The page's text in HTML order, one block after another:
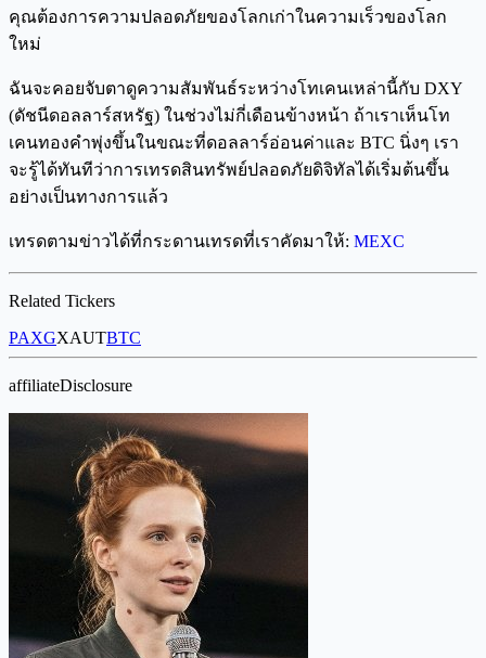
คุณต้องการความปลอดภัยของโลกเก่าในความเร็วของโลก
ใหม่
ฉันจะคอยจับตาดูความสัมพันธ์ระหว่างโทเคนเหล่านี้กับ DXY
(ดัชนีดอลลาร์สหรัฐ) ในช่วงไม่กี่เดือนข้างหน้า ถ้าเราเห็นโท
เคนทองคำพุ่งขึ้นในขณะที่ดอลลาร์อ่อนค่าและ BTC นิ่งๆ เรา
จะรู้ได้ทันทีว่าการเทรดสินทรัพย์ปลอดภัยดิจิทัลได้เริ่มต้นขึ้น
อย่างเป็นทางการแล้ว
เทรดตามข่าวได้ที่กระดานเทรดที่เราคัดมาให้: MEXC
Related Tickers
PAXGXAUTBTC
affiliateDisclosure